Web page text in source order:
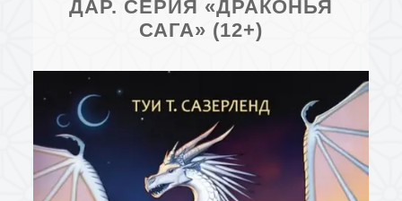
ДАР. СЕРИЯ «ДРАКОНЬЯ
САГА» (12+)